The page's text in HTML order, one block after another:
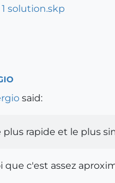
solution.skp
said:
plus rapide et le plus
que c'est assez